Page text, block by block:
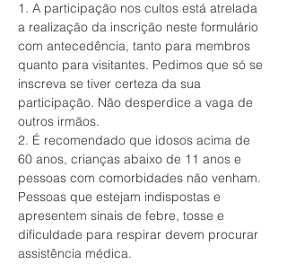
1. A participação nos cultos está atrelada
a realização da inscrição neste formulário
com antecedência, tanto para membros
quanto para visitantes. Pedimos que só se
inscreva se tiver certeza da sua
participação. Não desperdice a vaga de
outros irmãos.
2. É recomendado que idosos acima de
60 anos, crianças abaixo de 11 anos e
pessoas com comorbidades não venham.
Pessoas que estejam indispostas e
apresentem sinais de febre, tosse e
dificuldade para respirar devem procurar
assistência médica.